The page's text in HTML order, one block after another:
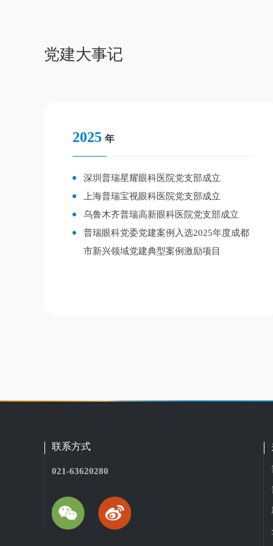
党建大事记
2025 年
深圳普瑞星耀眼科医院党支部成立
上海普瑞宝视眼科医院党支部成立
乌鲁木齐普瑞高新眼科医院党支部成立
普瑞眼科党委党建案例入选2025年度成都
市新兴领域党建典型案例激励项目
联系方式
021-63620280